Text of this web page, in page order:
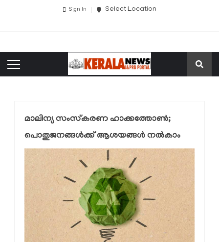
Sign In Select Location
മാലിന്യ സംസ്‌കരണ ഹാക്കത്തോണ്‍;
പൊതുജനങ്ങള്‍ക്ക് ആശയങ്ങള്‍ നൽകാം